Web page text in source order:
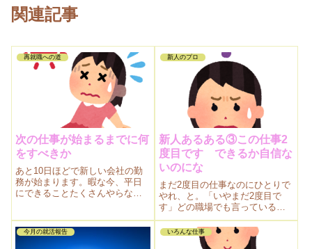
関連記事
再就職への道
次の仕事が始まるまでに何
をすべきか
あと10日ほどで新しい会社の勤
務が始まります。暇な今、平日
にできることたくさんやらない
新人のプロ
新人あるある③この仕事2
度目です できるか自信な
いのにな
まだ2度目の仕事なのにひとりで
やれ、と。「いやまだ2度目で
す」どの職場でも言っている気
がする。そういう先輩がどこに
でもいるってことなのでしょ
う。撲滅運動起こしたい気分で
今月の就活報告 いろんな仕事